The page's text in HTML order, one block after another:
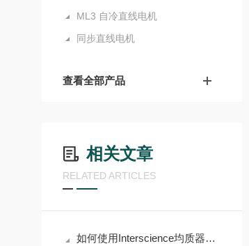
ML3 自冷直线电机
同步直线电机
查看全部产品
相关文章
RELATED ARTICLES
如何使用Interscience均质器优化样品处理？